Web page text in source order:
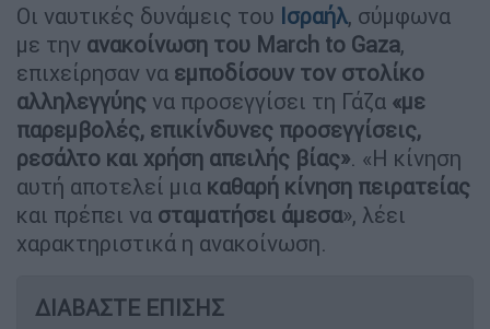
Οι ναυτικές δυνάμεις του Ισραήλ, σύμφωνα
με την ανακοίνωση του March to Gaza,
επιχείρησαν να εμποδίσουν τον στoλίκο
αλληλεγγύης να προσεγγίσει τη Γάζα «με
παρεμβολές, επικίνδυνες προσεγγίσεις,
ρεσάλτο και χρήση απειλής βίας». «Η κίνηση
αυτή αποτελεί μια καθαρή κίνηση πειρατείας
και πρέπει να σταματήσει άμεσα», λέει
χαρακτηριστικά η ανακοίνωση.
ΔΙΑΒΑΣΤΕ ΕΠΙΣΗΣ